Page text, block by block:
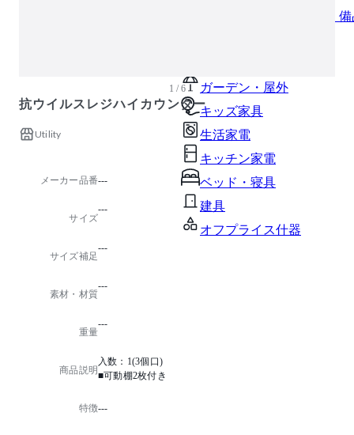
オフィスアクセサリー・
ガーデン・屋外
キッズ家具
生活家電
キッチン家電
ベッド・寝具
建具
オフプライス什器
1 / 6
抗ウイルスレジハイカウンター
Utility
メーカー品番---
サイズ
---
サイズ補足
---
素材・材質
---
重量
---
商品説明
入数：1(3個口)
■可動棚2枚付き
特徴---